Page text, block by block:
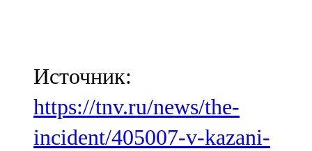
Источник:
https://tnv.ru/news/the-
incident/405007-v-kazani-